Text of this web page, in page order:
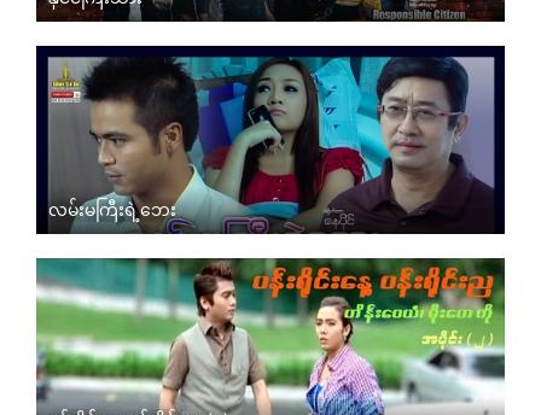
လမ်းမကြီးရဲ့ဘေး